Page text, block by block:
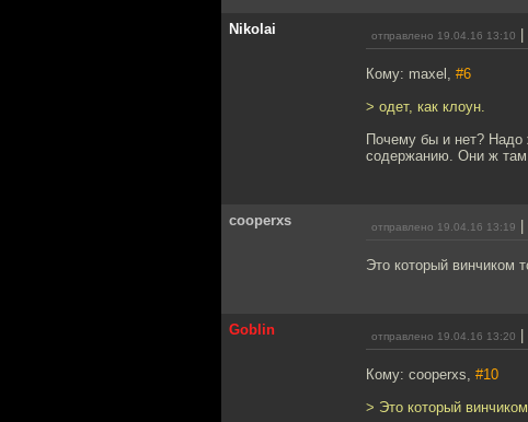
Nikolai отправлено 19.04.16 13:10
Кому: maxel, #6
> одет, как клоун.
Почему бы и нет? Надо
содержанию. Они ж там
cooperxs отправлено 19.04.16 13:19
Это который винчиком
Goblin отправлено 19.04.16 13:20
Кому: cooperxs, #10
> Это который